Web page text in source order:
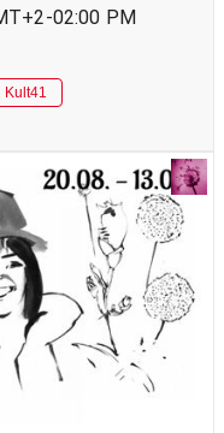
02:00 PM
Kult41